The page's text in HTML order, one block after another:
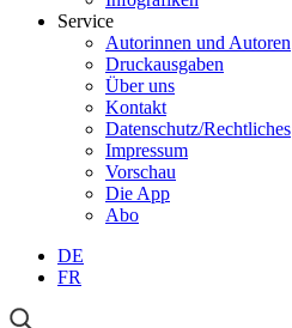
Service
Autorinnen und Autoren
Druckausgaben
Über uns
Kontakt
Datenschutz/Rechtliches
Impressum
Vorschau
Die App
Abo
DE
FR